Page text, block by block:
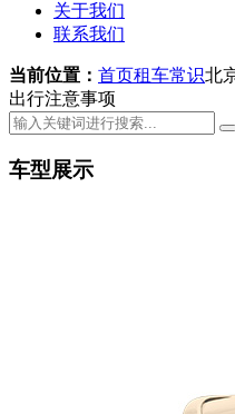
关于我们
联系我们
当前位置： 首页租车常识北
出行注意事项
车型展示